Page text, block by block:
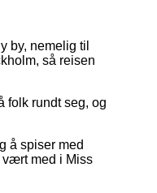
by, nemelig til
så reisen
folk rundt seg, og
å spiser med
vært med i Miss